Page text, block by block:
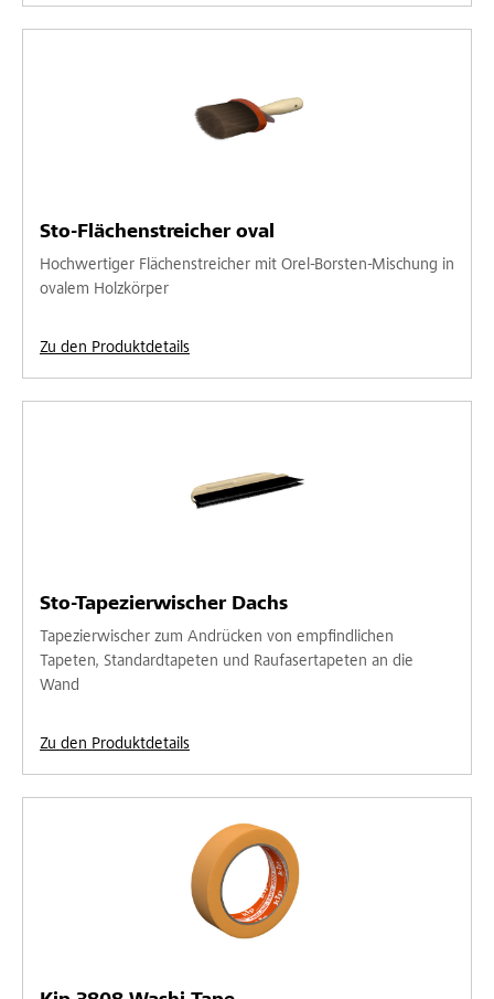
Sto-Flächenstreicher oval
Hochwertiger Flächenstreicher mit Orel-Borsten-Mischung in
ovalem Holzkörper
Zu den Produktdetails
Sto-Tapezierwischer Dachs
Tapezierwischer zum Andrücken von empfindlichen
Tapeten, Standardtapeten und Raufasertapeten an die
Wand
Zu den Produktdetails